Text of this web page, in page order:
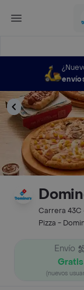
Carrera 43C
Pizza -
Envío
Gratis
(nuevos